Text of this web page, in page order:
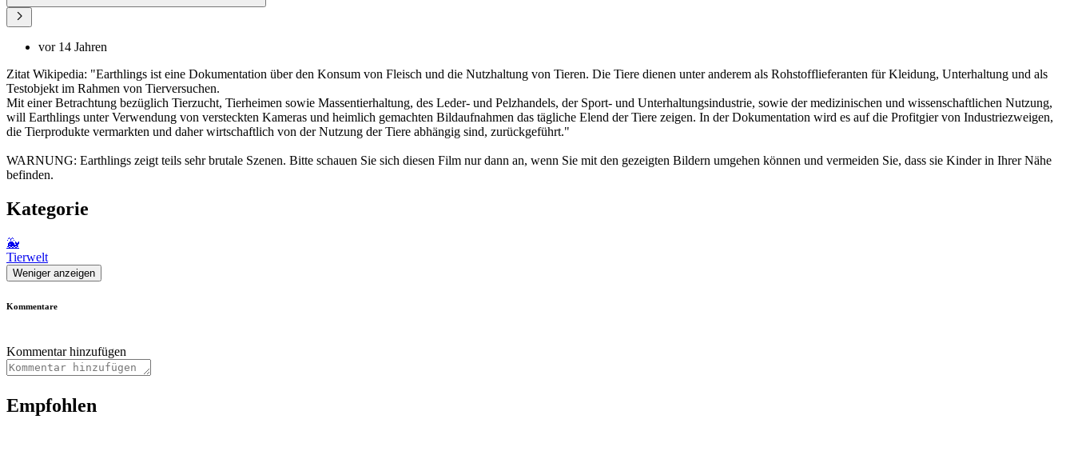
vor 14 Jahren
Zitat Wikipedia: "Earthlings ist eine Dokumentation über den Konsum von Fleisch und die Nutzhaltung von Tieren. Die Tiere dienen unter anderem als Rohstofflieferanten für Kleidung, Unterhaltung und als
Testobjekt im Rahmen von Tierversuchen.
Mit einer Betrachtung bezüglich Tierzucht, Tierheimen sowie Massentierhaltung, des Leder- und Pelzhandels, der Sport- und Unterhaltungsindustrie, sowie der medizinischen und wissenschaftlichen Nutzung,
will Earthlings unter Verwendung von versteckten Kameras und heimlich gemachten Bildaufnahmen das tägliche Elend der Tiere zeigen. In der Dokumentation wird es auf die Profitgier von Industriezweigen,
die Tierprodukte vermarkten und daher wirtschaftlich von der Nutzung der Tiere abhängig sind, zurückgeführt."
WARNUNG: Earthlings zeigt teils sehr brutale Szenen. Bitte schauen Sie sich diesen Film nur dann an, wenn Sie mit den gezeigten Bildern umgehen können und vermeiden Sie, dass sie Kinder in Ihrer Nähe
befinden.
Kategorie
🐳
Tierwelt
Weniger anzeigen
Kommentare
Kommentar hinzufügen
Empfohlen